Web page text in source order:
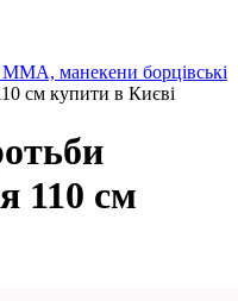
манекени борцівські
см купити в Києві
110 см